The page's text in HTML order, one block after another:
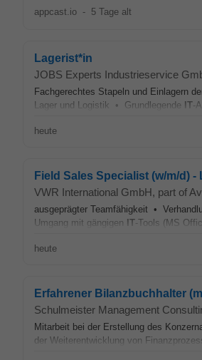
appcast.io - 5 Tage alt
Lagerist*in
JOBS Experts Industrieservice
Fachgerechtes Stapeln und Einlagern
Lager und Logistik • Grundlegende IT-
heute
Field Sales Specialist (w/m/d)
VWR International GmbH, part of
ausgeprägter Teamfähigkeit •
Umgang mit gängigen IT-Tools (MS
heute
Erfahrener Bilanzbuchhalter
Schulmeister Management
Mitarbeit bei der Erstellung des
der Weiterentwicklung von